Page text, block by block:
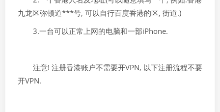
九龙区弥顿道***号, 可以自行百度香港的区, 街道.)
3.一台可以正常上网的电脑和一部iPhone.
注意! 注册香港账户不需要开VPN, 以下注册流程不要
开VPN.